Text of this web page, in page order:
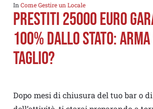
In Come Gestire un Locale
Prestiti 25000 euro
100% dallo Stato:
taglio?
Dopo mesi di chiusura del tuo bar o